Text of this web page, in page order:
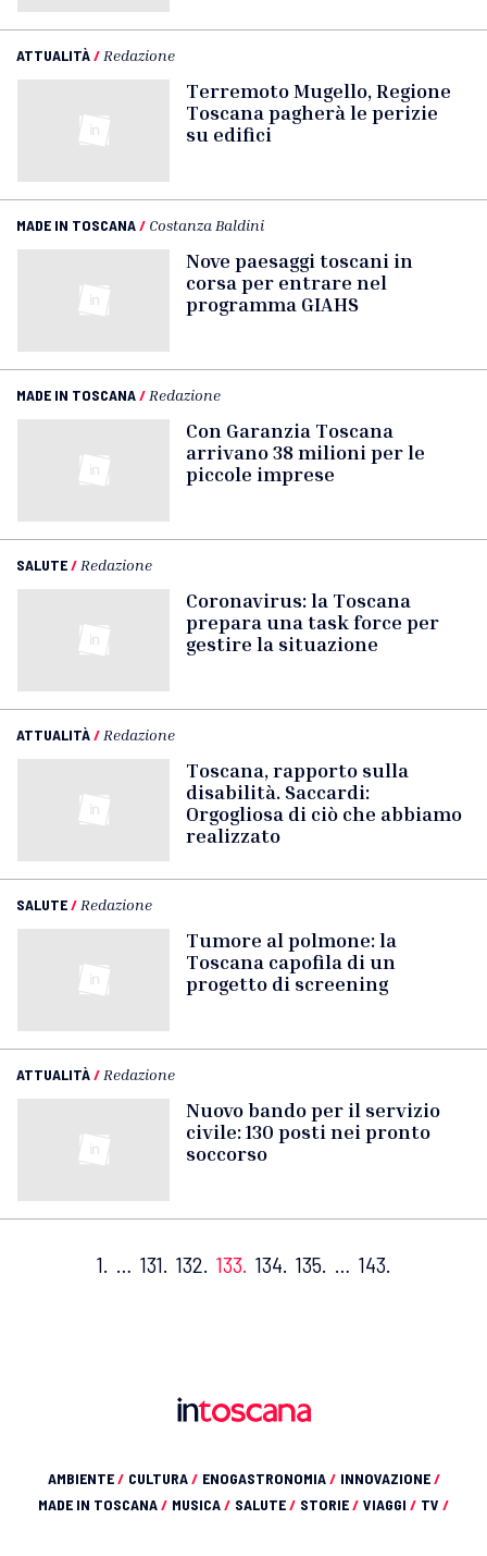
ATTUALITÀ/ Redazione
Terremoto Mugello, Regione
Toscana pagherà le perizie
su edifici
MADE IN TOSCANA/ Costanza Baldini
Nove paesaggi toscani in
corsa per entrare nel
programma GIAHS
MADE IN TOSCANA/ Redazione
Con Garanzia Toscana
arrivano 38 milioni per le
piccole imprese
SALUTE/ Redazione
Coronavirus: la Toscana
prepara una task force per
gestire la situazione
ATTUALITÀ/ Redazione
Toscana, rapporto sulla
disabilità. Saccardi:
Orgogliosa di ciò che abbiamo
realizzato
SALUTE/ Redazione
Tumore al polmone: la
Toscana capofila di un
progetto di screening
ATTUALITÀ/ Redazione
Nuovo bando per il servizio
civile: 130 posti nei pronto
soccorso
1. … 131. 132. 133. 134. 135. … 143.
AMBIENTE/ CULTURA/ ENOGASTRONOMIA/ INNOVAZIONE/
MADE IN TOSCANA/ MUSICA/ SALUTE/ STORIE/ VIAGGI / TV /